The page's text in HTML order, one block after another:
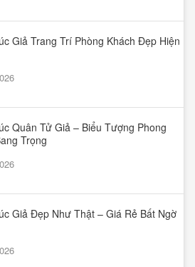
Giả Trang Trí Phòng Khách Đẹp Hiện
Quân Tử Giả – Biểu Tượng Phong
Trọng
Giả Đẹp Như Thật – Giá Rẻ Bất Ngờ